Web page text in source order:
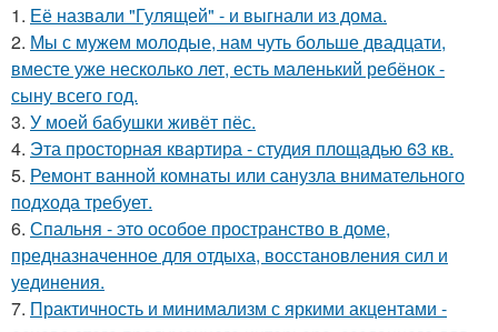
1. Её назвали "Гулящей" - и выгнали из дома.
2. Мы с мужем молодые, нам чуть больше двадцати,
вместе уже несколько лет, есть маленький ребёнок -
сыну всего год.
3. У моей бабушки живёт пёс.
4. Эта просторная квартира - студия площадью 63 кв.
5. Ремонт ванной комнаты или санузла внимательного
подхода требует.
6. Спальня - это особое пространство в доме,
предназначенное для отдыха, восстановления сил и
уединения.
7. Практичность и минимализм с яркими акцентами -